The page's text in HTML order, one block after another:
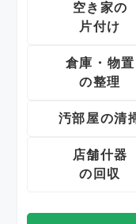
空き家の
片付け
倉庫・物置
の整理
汚部屋の清
店舗什器
の回収